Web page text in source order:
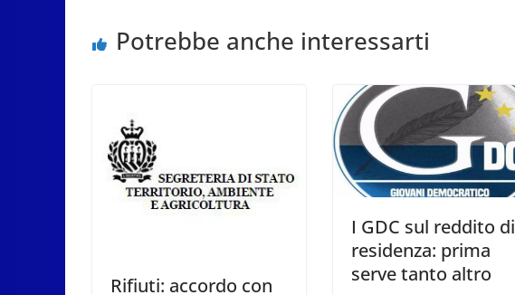
Potrebbe anche interessarti
Rifiuti: accordo con
I GDC sul reddito di
residenza: prima
serve tanto altro